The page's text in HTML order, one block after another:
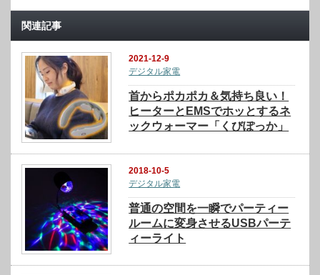
関連記事
2021-12-9
デジタル家電
首からポカポカ＆気持ち良い！
ヒーターとEMSでホッとするネ
ックウォーマー「くびぽっか」
2018-10-5
デジタル家電
普通の空間を一瞬でパーティー
ルームに変身させるUSBパーテ
ィーライト